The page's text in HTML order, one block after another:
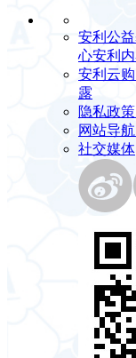
安利公
心安利
安利云购
露
隐私政策
网站导航
社交媒体